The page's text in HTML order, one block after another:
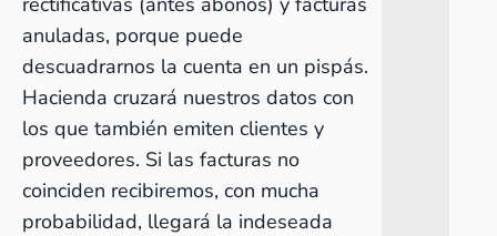
anuladas, porque puede
descuadrarnos la cuenta en un pispás.
Hacienda cruzará nuestros datos con
los que también emiten clientes y
proveedores. Si las facturas no
coinciden recibiremos, con mucha
probabilidad, llegará la indeseada